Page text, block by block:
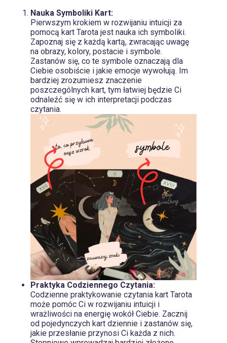
Nauka Symboliki Kart:
Pierwszym krokiem w rozwijaniu intuicji za
pomocą kart Tarota jest nauka ich symboliki.
Zapoznaj się z każdą kartą, zwracając uwagę
na obrazy, kolory, postacie i symbole.
Zastanów się, co te symbole oznaczają dla
Ciebie osobiście i jakie emocje wywołują. Im
bardziej zrozumiesz znaczenie
poszczególnych kart, tym łatwiej będzie Ci
odnaleźć się w ich interpretacji podczas
czytania.
Praktyka Codziennego Czytania:
Codzienne praktykowanie czytania kart Tarota
może pomóc Ci w rozwijaniu intuicji i
wrażliwości na energię wokół Ciebie. Zacznij
od pojedynczych kart dziennie i zastanów się,
jakie przesłanie przynosi Ci każda z nich.